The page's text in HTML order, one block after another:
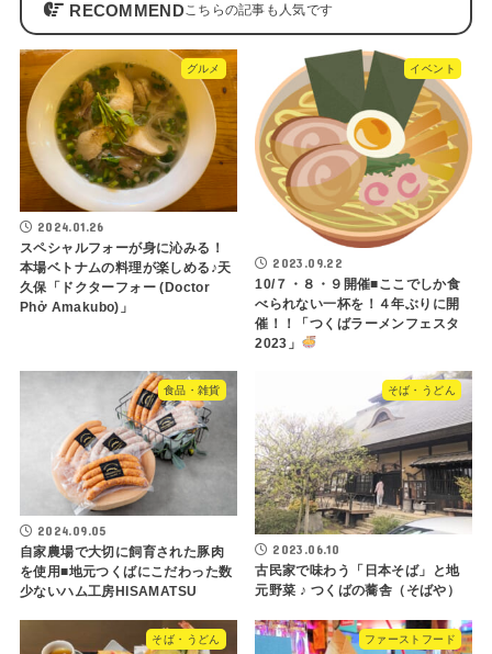
RECOMMEND
グルメ
2024.01.26
スペシャルフォーが身に沁みる！
本場ベトナムの料理が楽しめる♪天
久保「ドクターフォー (Doctor
Phở Amakubo)」
イベント
2023.09.22
10/７・８・９開催■ここでしか食
べられない一杯を！４年ぶりに開
催！！「つくばラーメンフェスタ
2023」
食品・雑貨
2024.09.05
自家農場で大切に飼育された豚肉
を使用■地元つくばにこだわった数
少ないハム工房HISAMATSU
そば・うどん
2023.06.10
古民家で味わう「日本そば」と地
元野菜 ♪ つくばの蕎舎（そばや）
そば・うどん ファーストフード